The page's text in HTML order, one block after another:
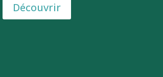
Découvrir